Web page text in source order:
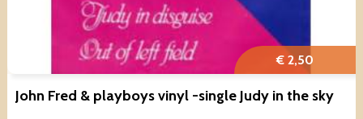
€ 2,50
John Fred & playboys vinyl -single Judy in the sky